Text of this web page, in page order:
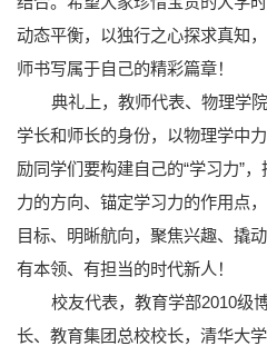
动态平衡，以独行之心探求真知
师书写属于自己的精彩篇章！
典礼上，教师代表、物理学
学长和师长的身份，以物理学中
励同学们要构建自己的“学习力”
力的方向、锚定学习力的作用点
目标、明晰航向，聚焦兴趣、撬
有本领、有担当的时代新人！
校友代表，教育学部2010级
长、教育集团总校校长，清华大